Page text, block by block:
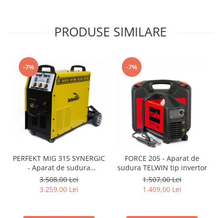
PRODUSE SIMILARE
-7%
PERFEKT MIG 315 SYNERGIC
- Aparat de sudura
INTENSIV tip MIG/TIG/MMA
3.508,00 Lei
3.259,00 Lei
-7%
FORCE 205 - Aparat de
sudura TELWIN tip invertor
1.507,00 Lei
1.409,00 Lei